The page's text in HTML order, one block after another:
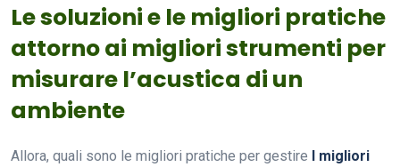
Le soluzioni e le migliori pratiche
attorno ai migliori strumenti per
misurare l’acustica di un
ambiente
Allora, quali sono le migliori pratiche per gestire I migliori